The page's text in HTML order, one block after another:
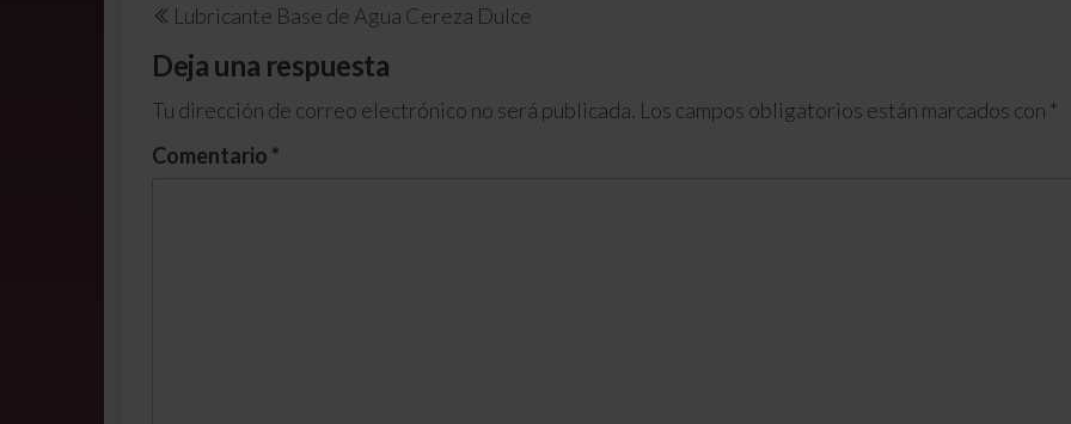
Lubricante Base de Agua Cereza Dulce
Deja una respuesta
Tu dirección de correo electrónico no será publicada. Los campos obligatorios están marcados con *
Comentario *